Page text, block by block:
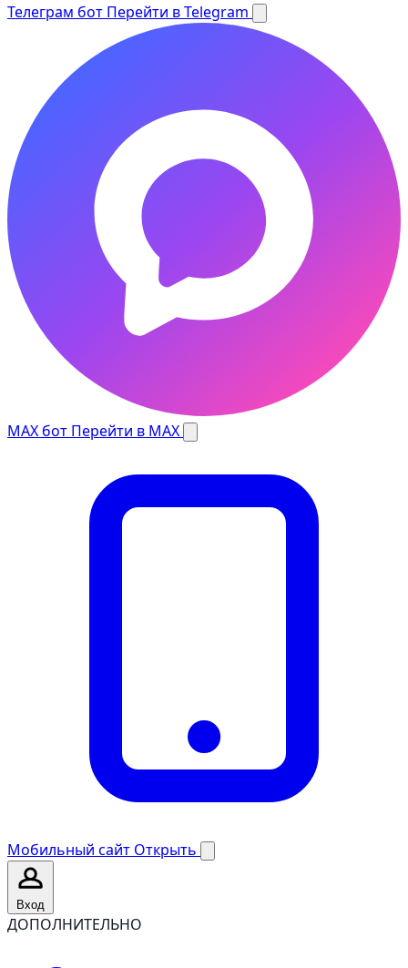
Телеграм бот Перейти в Telegram
MAX бот Перейти в MAX
Мобильный сайт Открыть
Вход
ДОПОЛНИТЕЛЬНО